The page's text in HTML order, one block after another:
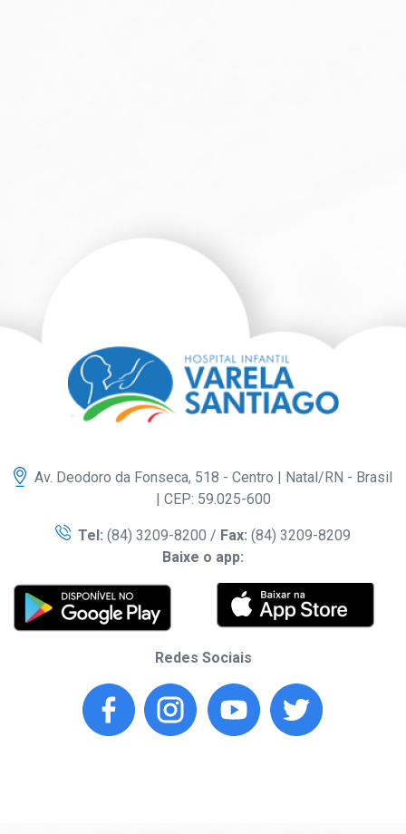
Av. Deodoro da Fonseca, 518 - Centro | Natal/RN - Brasil
| CEP: 59.025-600
Tel: (84) 3209-8200 / Fax: (84) 3209-8209
Baixe o app:
Redes Sociais